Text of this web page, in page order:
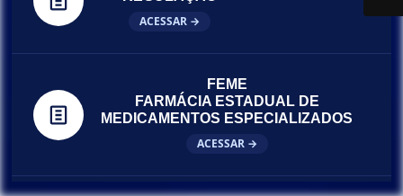
ACESSAR →
FEME
FARMÁCIA ESTADUAL DE
MEDICAMENTOS ESPECIALIZADOS
ACESSAR →